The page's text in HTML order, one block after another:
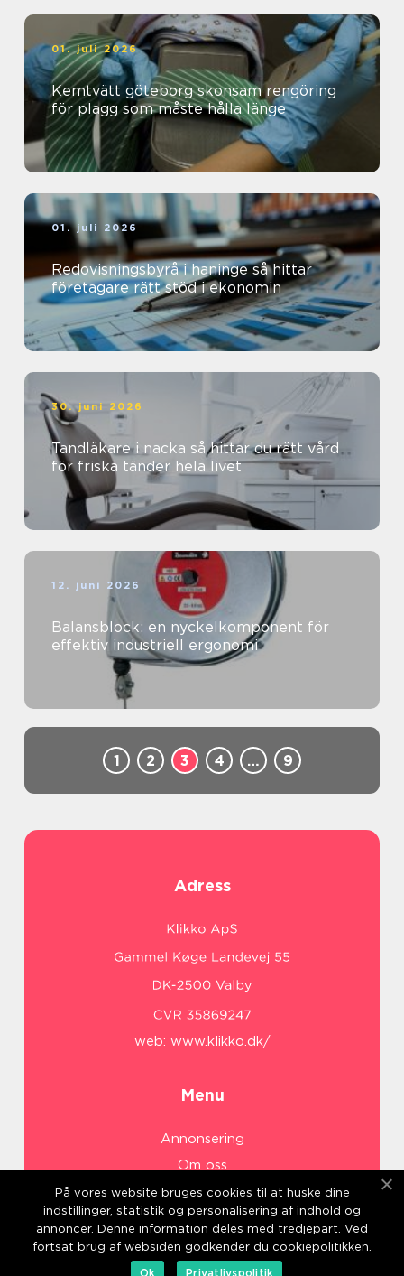
01. juli 2026
Kemtvätt göteborg skonsam rengöring
för plagg som måste hålla länge
01. juli 2026
Redovisningsbyrå i haninge så hittar
företagare rätt stöd i ekonomin
30. juni 2026
Tandläkare i nacka så hittar du rätt vård
för friska tänder hela livet
12. juni 2026
Balansblock: en nyckelkomponent för
effektiv industriell ergonomi
1 2 3 4 … 9
Adress
web: www.klikko.dk/
Menu
Annonsering
Om oss
Cookies
Kontakta oss
Sitemap
På vores website bruges cookies til at huske dine
indstillinger, statistik og personalisering af indhold og
annoncer. Denne information deles med tredjepart. Ved
fortsat brug af websiden godkender du cookiepolitikken.
Ok
Privatlivspolitik